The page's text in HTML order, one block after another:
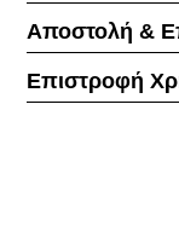
Αποστολή &
Επιστροφή